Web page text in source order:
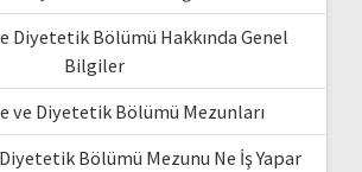
Diyetetik Bölümü Hakkında Genel
Bilgiler
ve Diyetetik Bölümü Mezunları
Bölümü Mezunu Ne İş Yapar